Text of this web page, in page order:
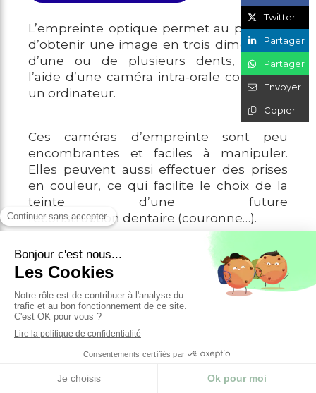
L’empreinte optique permet au praticien
d’obtenir une image en trois dimensions
d’une ou de plusieurs dents, ceci à
l’aide d’une caméra intra-orale couplée à
un ordinateur.
Ces caméras d’empreinte sont peu
encombrantes et faciles à manipuler.
Elles peuvent aussi effectuer des prises
en couleur, ce qui facilite le choix de la
teinte d’une future
reconstruction dentaire (couronne…).
À partir de cette empreinte optique, un
logiciel élabore un modèle qui permet de
réaliser les étapes de conception et
fabrication de la future prothèse (CFAO :
Conception et Fabrication Assistée par
> Le modèle qui apparaît à l’écran permet
Twitter
Partager
Partager
Envoyer
Copier